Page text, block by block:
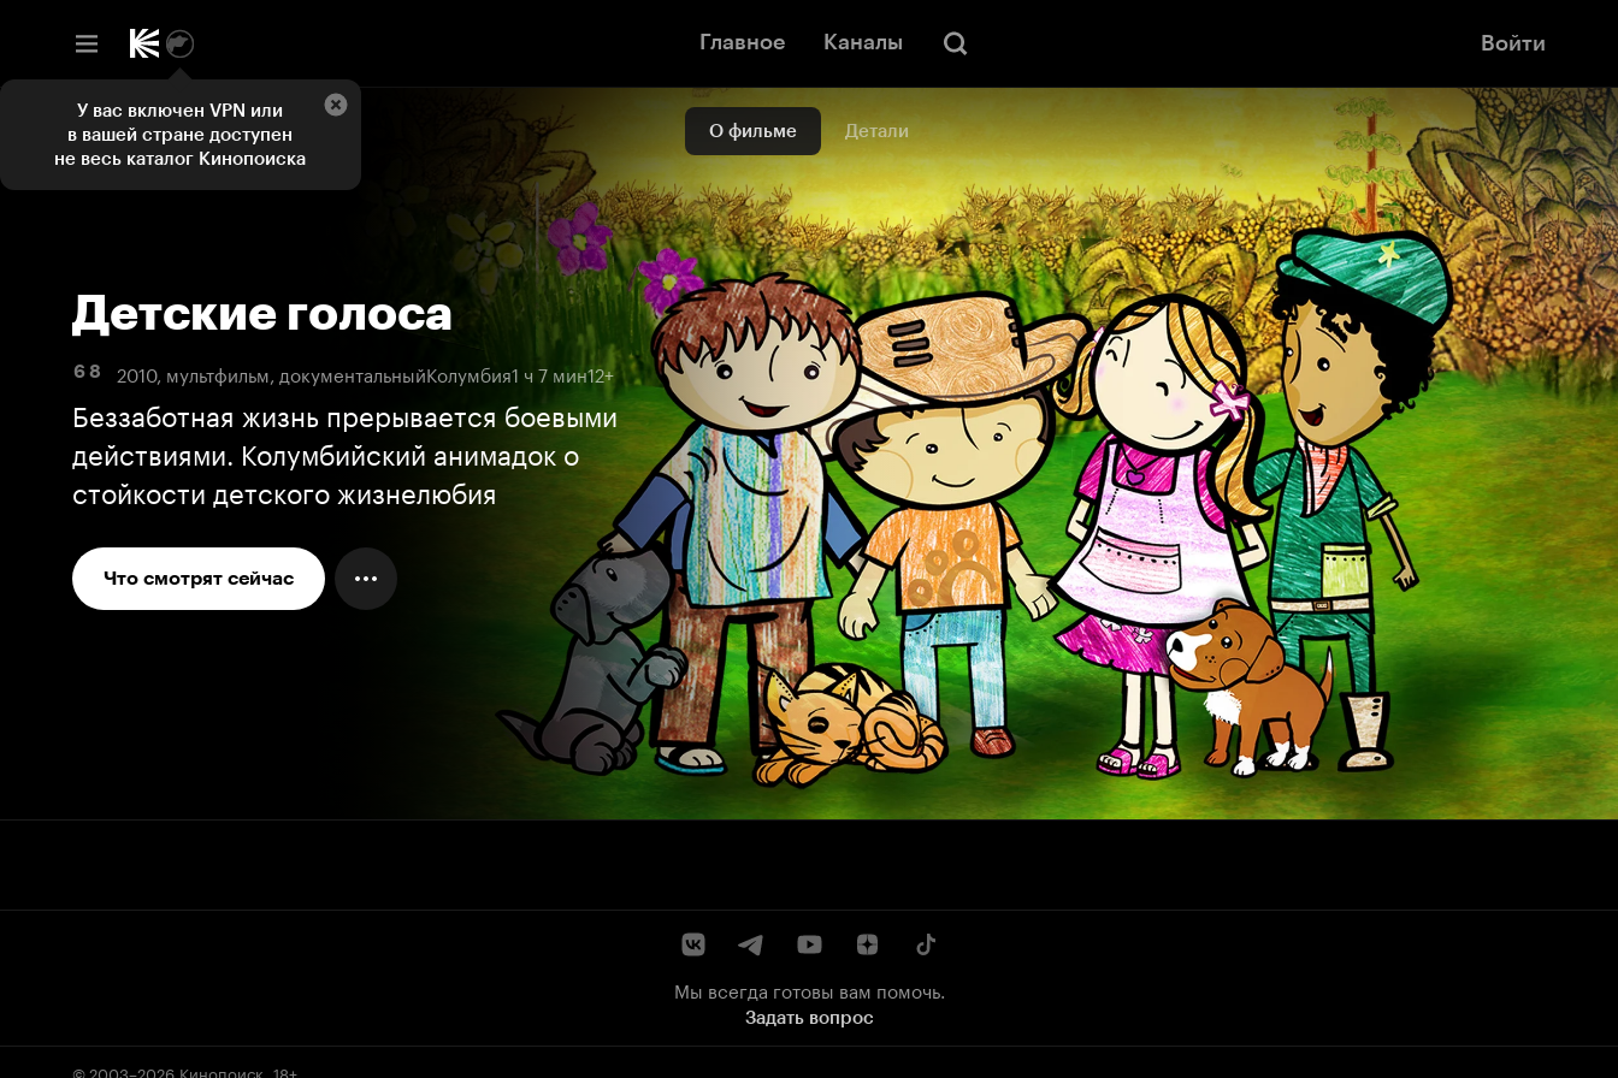
Главное Каналы Войти
О фильме Детали
Детские голоса
6 8 2010, мультфильм, документальныйКолумбия1 ч 7 мин12+
Беззаботная жизнь прерывается боевыми
действиями. Колумбийский анимадок о
стойкости детского жизнелюбия
Что смотрят сейчас
Мы всегда готовы вам помочь.
Задать вопрос
© 2003–2026 Кинопоиск 18+
У вас включен VPN или
в вашей стране доступен
не весь каталог Кинопоиска